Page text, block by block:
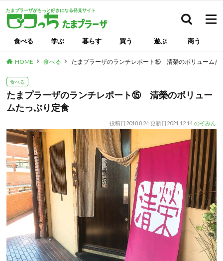
たまプラーザがもっと好きになる発見サイト
食べる 学ぶ 暮らす 買う 遊ぶ 商う
HOME 食べる たまプラーザのランチレポート⑮ 清榮のボリュームた
食べる
たまプラーザのランチレポート⑮ 清榮のボリュー
ムたっぷり定食
投稿日 2018.8.24 更新日 2021.12.14 のぞみん